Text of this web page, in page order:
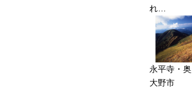
れ…
永平寺・
大野市